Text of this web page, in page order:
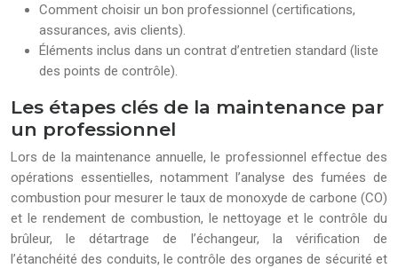
Comment choisir un bon professionnel (certifications,
assurances, avis clients).
Éléments inclus dans un contrat d’entretien standard (liste
des points de contrôle).
Les étapes clés de la maintenance par
un professionnel
Lors de la maintenance annuelle, le professionnel effectue des
opérations essentielles, notamment l’analyse des fumées de
combustion pour mesurer le taux de monoxyde de carbone (CO)
et le rendement de combustion, le nettoyage et le contrôle du
brûleur, le détartrage de l’échangeur, la vérification de
l’étanchéité des conduits, le contrôle des organes de sécurité et